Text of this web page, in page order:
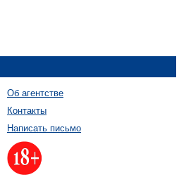
Об агентстве
Контакты
Написать письмо